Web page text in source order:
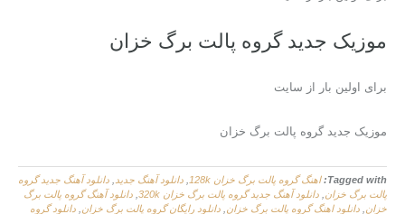
موزیک جدید گروه پالت برگ خزان
برای اولین بار از سایت
موزیک جدید گروه پالت برگ خزان
Tagged with: اهنگ گروه پالت برگ خزان 128k دانلود آهنگ جدید
دانلود آهنگ جدید گروه
پالت برگ خزان دانلود آهنگ جدید گروه پالت برگ خزان 320k
دانلود آهنگ گروه پالت برگ
خزان دانلود اهنگ گروه پالت برگ خزان دانلود رایگان گروه پالت برگ خزان دانلود گروه